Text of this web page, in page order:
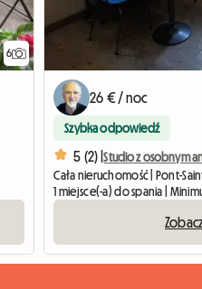
6
26 € / noc
Szybka odpowiedź
5 (2) |
Cała nieruchomość | Pont-
1 miejsce(-a) do spania |